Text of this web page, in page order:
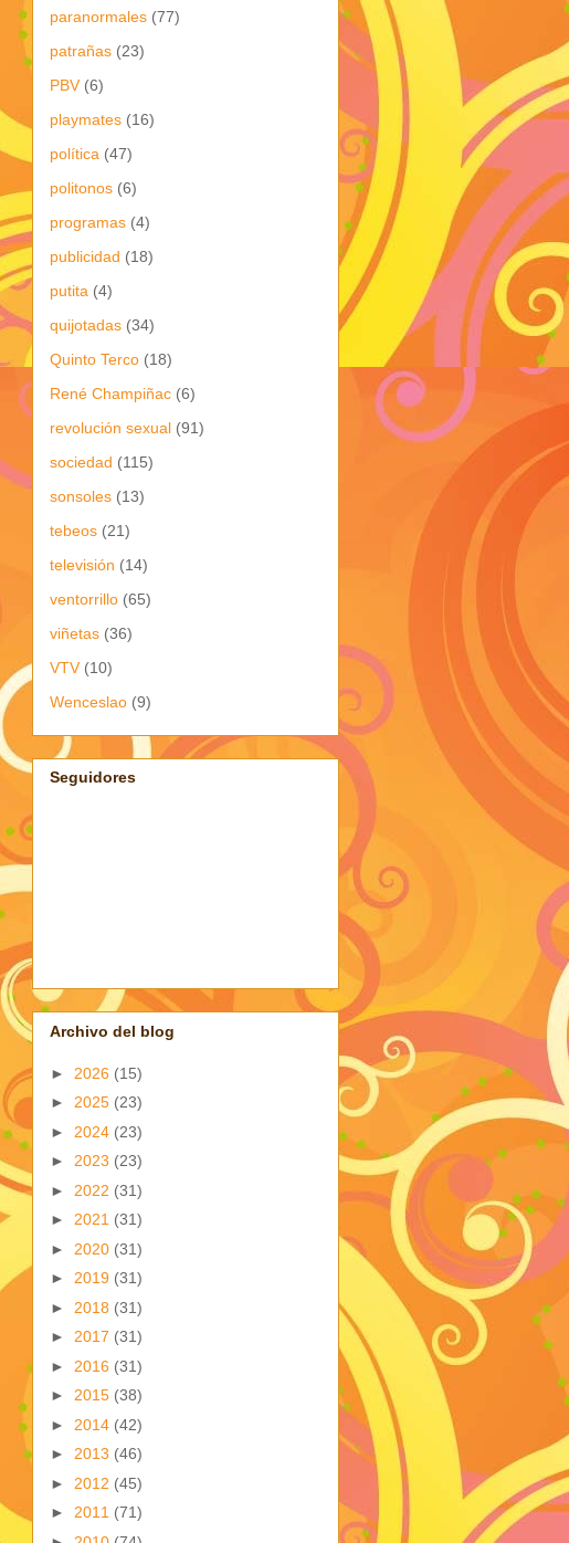
paranormales (77)
patrañas (23)
PBV (6)
playmates (16)
política (47)
politonos (6)
programas (4)
publicidad (18)
putita (4)
quijotadas (34)
Quinto Terco (18)
René Champiñac (6)
revolución sexual (91)
sociedad (115)
sonsoles (13)
tebeos (21)
televisión (14)
ventorrillo (65)
viñetas (36)
VTV (10)
Wenceslao (9)
Seguidores
Archivo del blog
► 2026 (15)
► 2025 (23)
► 2024 (23)
► 2023 (23)
► 2022 (31)
► 2021 (31)
► 2020 (31)
► 2019 (31)
► 2018 (31)
► 2017 (31)
► 2016 (31)
► 2015 (38)
► 2014 (42)
► 2013 (46)
► 2012 (45)
► 2011 (71)